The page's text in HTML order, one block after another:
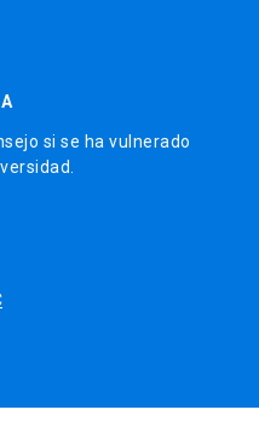
si se ha vulnerado